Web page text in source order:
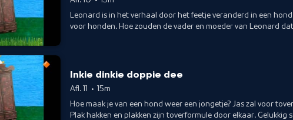
Leonard is in het verhaal door het feetje veranderd in een
voor honden. Hoe zouden de vader en moeder van Leonard
Inkie dinkie doppie dee
Afl. 11 • 15m
Hoe maak je van een hond weer een jongetje? Jas zal voor
Plak hakken en plakken zijn toverformule door elkaar. Gelukkig